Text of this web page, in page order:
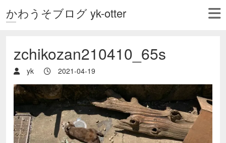
かわうそブログ yk-otter
zchikozan210410_65s
yk 2021-04-19